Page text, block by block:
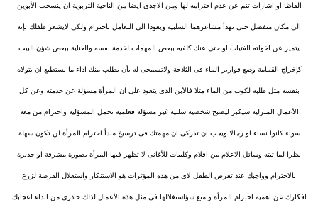
الفاظا او اشارات تنم عن عدم احترامه لها ومن الاجدى ايضا من الناحية التربوية ان ينسحب الأبوين
الى مكان منفصل حتى تهدأ مشاعرهما السلبية ويعودا الى التعامل باحترام ولكى لايشعر طفلك بإنه
يتميز عن اخواته الفتيات او حتى عنك كلفيه ببعض المهمات لخدمة نفسه والعناية ببعض شؤن البيت
كإخراج القمامة وضع قواربر الماء فى الثلاجة ولاتسمحى له بأن يطلب منك اداء ما يستطيع ان يتولاه
بنفسه مثل طلبه لكوب من الماء مثلا فالأبن الذى يتعود على ان المرأة مسؤلة عن خدمته وعن كل
الأعمال المنزلية سيكبر ليصبح شخصية سلبية غير مسؤلة فعلميه تحمل المسؤلية واحترام من معه
سواء كانوا نساء او رجالا ويجب ان تدركى ان مهمتك فى ترسيخ مبدأ احترام المرأة لن تكون سهلة
نظرا لما تبثه وسائل الاعلام من افلام وكليبات للأغانى لا تظهر فيها المرأة بصورة مشرفة او جديرة
بالاحترام وواجبك عند تعرض الطفل لاى من هذه المؤثرات هو الاستنكار واستغلال الفرصة لزرع
افكارك عن اهمية احترام المرأة و منع سؤاستغلالها فى مثل هذه الأعمال لذلك حاذرى من ابداء اعجابك